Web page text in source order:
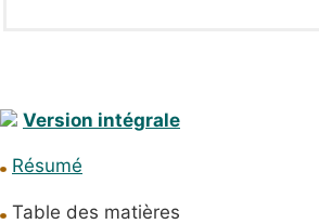
Version intégrale
Résumé
Table des matières